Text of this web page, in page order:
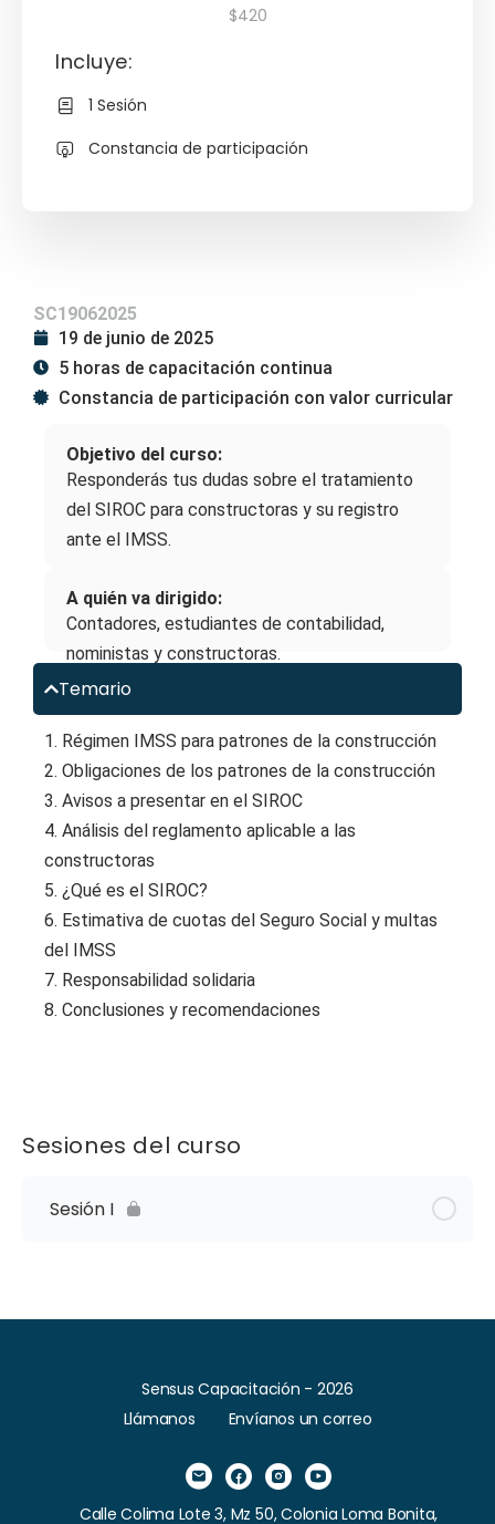
SC19062025
19 de junio de 2025
5 horas de capacitación continua
Constancia de participación con valor curricular
Objetivo del curso:
Responderás tus dudas sobre el tratamiento
del SIROC para constructoras y su registro
ante el IMSS.
A quién va dirigido:
Contadores, estudiantes de contabilidad,
noministas y constructoras.
Temario
1. Régimen IMSS para patrones de la construcción
2. Obligaciones de los patrones de la construcción
3. Avisos a presentar en el SIROC
4. Análisis del reglamento aplicable a las
constructoras
5. ¿Qué es el SIROC?
6. Estimativa de cuotas del Seguro Social y multas
del IMSS
7. Responsabilidad solidaria
8. Conclusiones y recomendaciones
Sesiones del curso
Sesión I
$420
Incluye:
1 Sesión
Constancia de participación
Sensus Capacitación - 2026
Llámanos
Envíanos un correo
Calle Colima Lote 3, Mz 50, Colonia Loma Bonita,